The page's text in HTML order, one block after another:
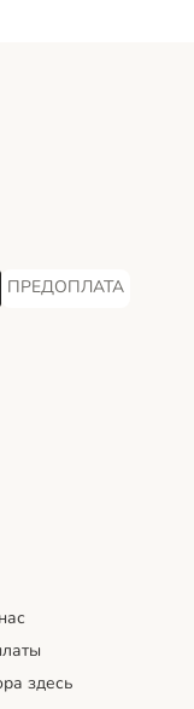
Method
Payment Method
ПРЕДОПЛАТА
ПРЕДОПЛАТА
здесь